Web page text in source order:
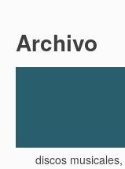
Archivo
discos musicales,